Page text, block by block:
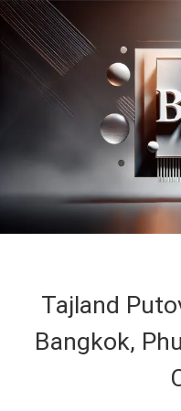
Tajland
Bangkok,